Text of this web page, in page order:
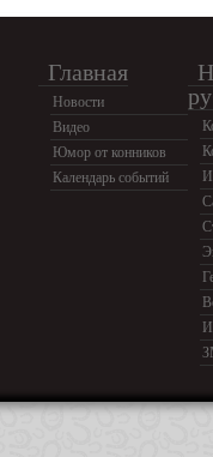
Главная
Новости
Видео
Юмор от конников
Календарь событий